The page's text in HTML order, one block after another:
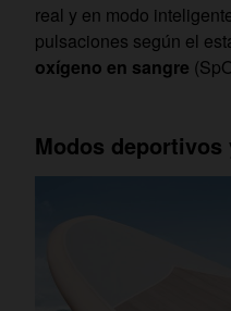
real y en modo
pulsaciones según el
oxígeno en sangre
Modos deportivos